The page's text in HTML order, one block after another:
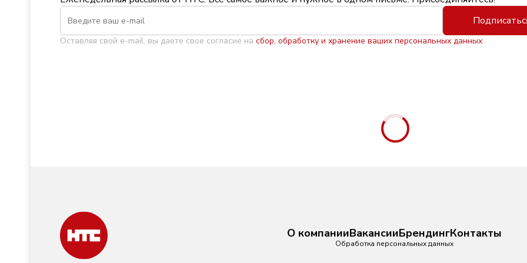
Оставляя свой e-mail, вы даете свое согласие на сбор, обработку и хранение ваших персональных данных
О компанииВакансииБрендингКонтакты
Обработка персональных данных